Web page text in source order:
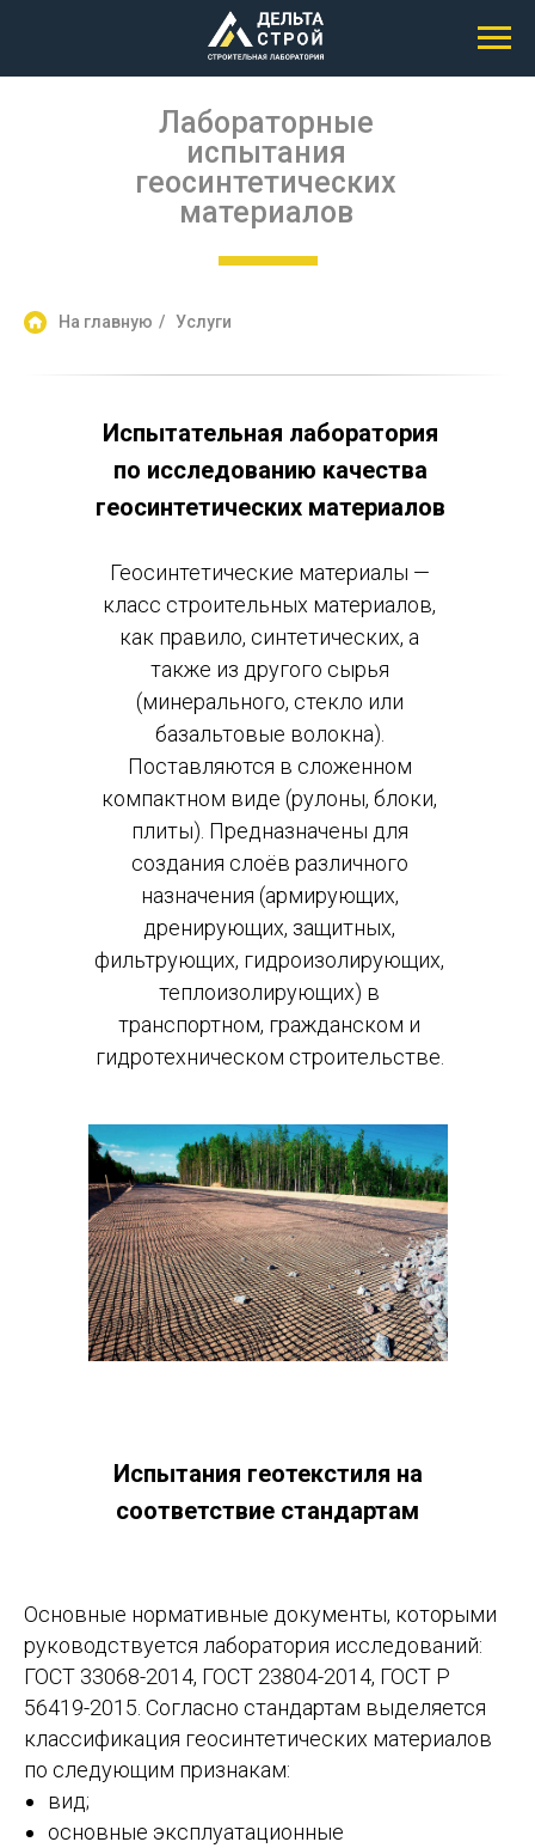
Лабораторные
испытания
геосинтетических
материалов
На главную / Услуги
Испытательная лаборатория
по исследованию качества
геосинтетических материалов
Геосинтетические материалы —
класс строительных материалов,
как правило, синтетических, а
также из другого сырья
(минерального, стекло или
базальтовые волокна).
Поставляются в сложенном
компактном виде (рулоны, блоки,
плиты). Предназначены для
создания слоёв различного
назначения (армирующих,
дренирующих, защитных,
фильтрующих, гидроизолирующих,
теплоизолирующих) в
транспортном, гражданском и
гидротехническом строительстве.
Испытания геотекстиля на
соответствие стандартам
Основные нормативные документы, которыми
руководствуется лаборатория исследований:
ГОСТ 33068-2014, ГОСТ 23804-2014, ГОСТ Р
56419-2015. Согласно стандартам выделяется
классификация геосинтетических материалов
по следующим признакам:
вид;
основные эксплуатационные